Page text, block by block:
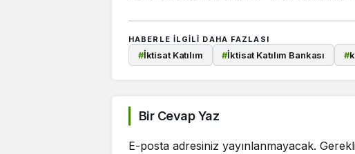
HABERLE ILGILI DAHA FAZLASI
#İktisat Katılım #İktisat Katılım Bankası #
Bir Cevap Yaz
E-posta adresiniz yayınlanmayacak.